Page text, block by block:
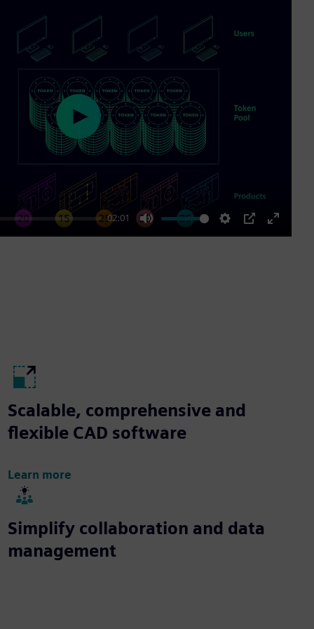
02:01
Mute Settings
PIP
Enter
Play
Scalable, comprehensive and
flexible CAD software
Learn more
Simplify collaboration and data
management